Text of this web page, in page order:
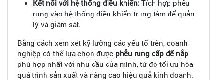
Kết nối với hệ thống điều khiển: Tích hợp phễu
rung vào hệ thống điều khiển trung tâm để quản
lý và giám sát.
Bằng cách xem xét kỹ lưỡng các yếu tố trên, doanh
nghiệp có thể lựa chọn được phễu rung cấp đế nắp
phù hợp nhất với nhu cầu của mình, từ đó tối ưu hóa
quá trình sản xuất và nâng cao hiệu quả kinh doanh.